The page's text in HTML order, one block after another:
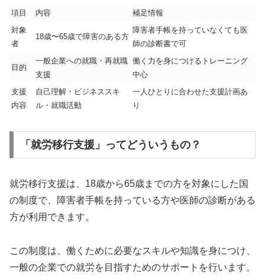
項目 内容
補足情報
対象
者
18歳〜65歳で障害のある方
障害者手帳を持っていなくても医
師の診断書で可
目的
一般企業への就職・再就職
支援
働く力を身につけるトレーニング
中心
支援
内容
自己理解・ビジネススキ
ル・就職活動
一人ひとりに合わせた支援計画あ
り
「就労移行支援」ってどういうもの？
就労移行支援は、18歳から65歳までの方を対象にした国
の制度で、障害者手帳を持っている方や医師の診断がある
方が利用できます。
この制度は、働くために必要なスキルや知識を身につけ、
一般の企業での就労を目指すためのサポートを行います。